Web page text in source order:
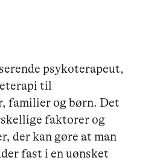
psykoterapeut,
til
familier og børn. Det
faktorer og
der kan gøre at man
fast i en uønsket